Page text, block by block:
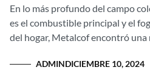
Colombia
En lo más profundo del campo
es el combustible principal y el
del hogar, Metalcof encontró
ADMINDICIEMBRE 10, 2024